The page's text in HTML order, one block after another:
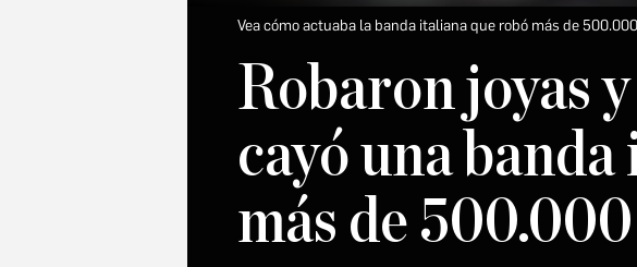
Vea cómo actuaba la banda italiana que robó más de
Robaron joyas
cayó una
más de